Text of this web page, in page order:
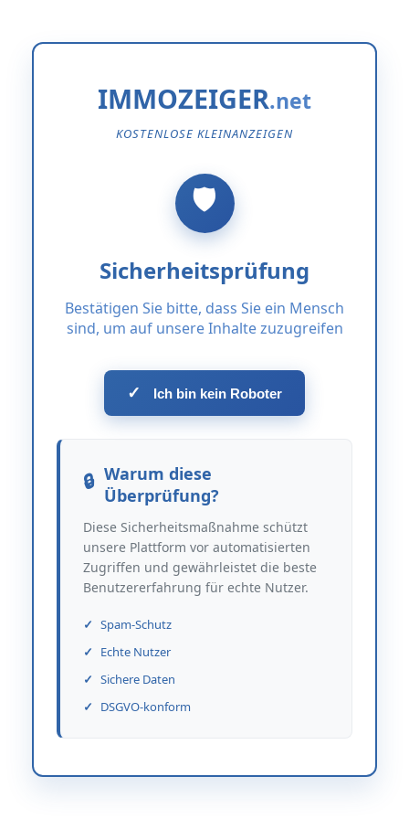
IMMOZEIGER
KOSTENLOSE KLEINANZEIGEN
Sicherheitsprüfung
Bestätigen Sie bitte, dass Sie ein Mensch
sind, um auf unsere Inhalte zuzugreifen
✓ Ich bin kein Roboter
Warum diese
Überprüfung?
Diese Sicherheitsmaßnahme schützt
unsere Plattform vor automatisierten
Zugriffen und gewährleistet die beste
Benutzererfahrung für echte Nutzer.
Spam-Schutz
Echte Nutzer
Sichere Daten
DSGVO-konform